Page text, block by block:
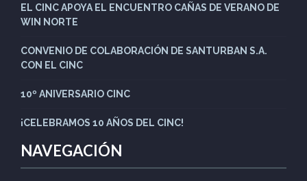
EL CINC APOYA EL ENCUENTRO CAÑAS DE VERANO DE
WIN NORTE
CONVENIO DE COLABORACIÓN DE SANTURBAN S.A.
CON EL CINC
10º ANIVERSARIO CINC
¡CELEBRAMOS 10 AÑOS DEL CINC!
NAVEGACIÓN